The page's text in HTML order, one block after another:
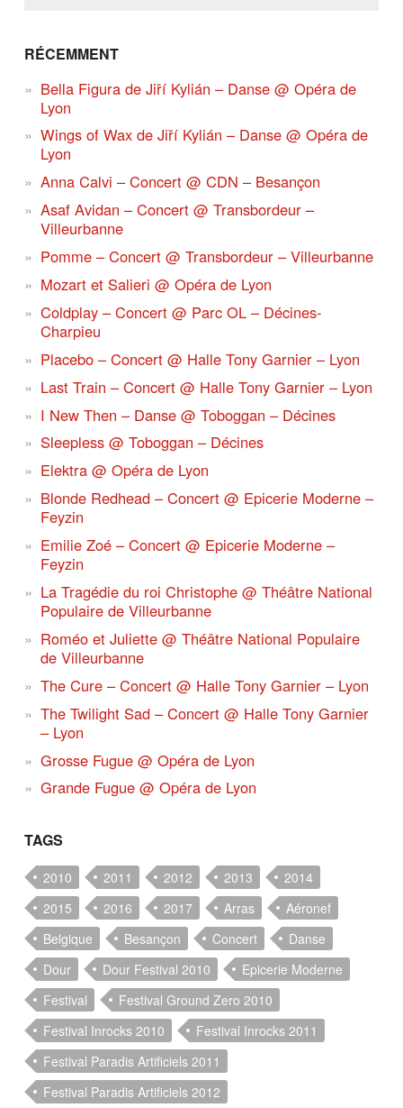
RÉCEMMENT
Bella Figura de Jiří Kylián – Danse @ Opéra de
Lyon
Wings of Wax de Jiří Kylián – Danse @ Opéra de
Lyon
Anna Calvi – Concert @ CDN – Besançon
Asaf Avidan – Concert @ Transbordeur –
Villeurbanne
Pomme – Concert @ Transbordeur – Villeurbanne
Mozart et Salieri @ Opéra de Lyon
Coldplay – Concert @ Parc OL – Décines-
Charpieu
Placebo – Concert @ Halle Tony Garnier – Lyon
Last Train – Concert @ Halle Tony Garnier – Lyon
I New Then – Danse @ Toboggan – Décines
Sleepless @ Toboggan – Décines
Elektra @ Opéra de Lyon
Blonde Redhead – Concert @ Epicerie Moderne –
Feyzin
Emilie Zoé – Concert @ Epicerie Moderne –
Feyzin
La Tragédie du roi Christophe @ Théâtre National
Populaire de Villeurbanne
Roméo et Juliette @ Théâtre National Populaire
de Villeurbanne
The Cure – Concert @ Halle Tony Garnier – Lyon
The Twilight Sad – Concert @ Halle Tony Garnier
– Lyon
Grosse Fugue @ Opéra de Lyon
Grande Fugue @ Opéra de Lyon
TAGS
2010 2011 2012 2013
2014
2015
2016 2017 Arras
Aéronef
Belgique
Besançon Concert
Danse
Dour
Dour Festival 2010
Epicerie Moderne
Festival
Festival Ground Zero 2010
Festival Inrocks 2010
Festival Inrocks 2011
Festival Paradis Artificiels 2011
Festival Paradis Artificiels 2012